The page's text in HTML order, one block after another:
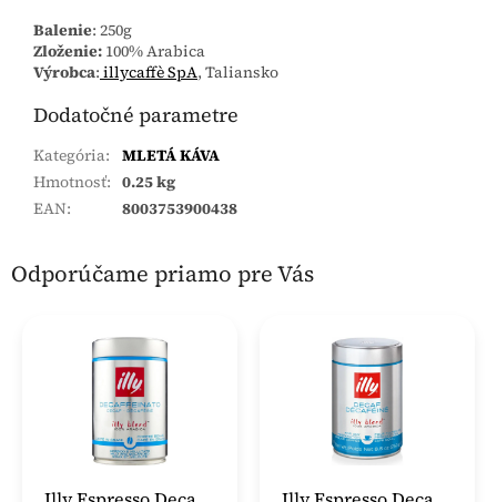
Balenie: 250g
Zloženie: 100% Arabica
Výrobca: illycaffè SpA, Taliansko
Dodatočné parametre
Kategória: MLETÁ KÁVA
Hmotnosť: 0.25 kg
EAN: 8003753900438
Odporúčame priamo pre Vás